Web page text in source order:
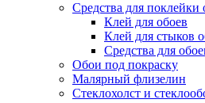
Средства для поклейки
Клей для обоев
Клей для стыков
Средства для
Обои под покраску
Малярный флизелин
Стеклохолст и